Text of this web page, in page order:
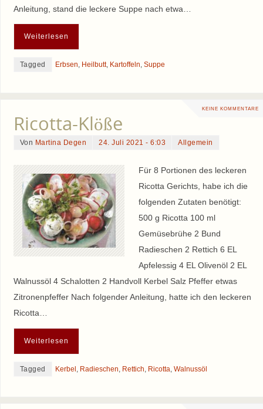
Anleitung, stand die leckere Suppe nach etwa…
Weiterlesen
Tagged Erbsen, Heilbutt, Kartoffeln, Suppe
KEINE KOMMENTARE
Ricotta-Klöße
Von Martina Degen 24. Juli 2021 - 6:03 Allgemein
Für 8 Portionen des leckeren
Ricotta Gerichts, habe ich die
folgenden Zutaten benötigt:
500 g Ricotta 100 ml
Gemüsebrühe 2 Bund
Radieschen 2 Rettich 6 EL
Apfelessig 4 EL Olivenöl 2 EL
Walnussöl 4 Schalotten 2 Handvoll Kerbel Salz Pfeffer etwas
Zitronenpfeffer Nach folgender Anleitung, hatte ich den leckeren
Ricotta…
Weiterlesen
Tagged Kerbel, Radieschen, Rettich, Ricotta, Walnussöl